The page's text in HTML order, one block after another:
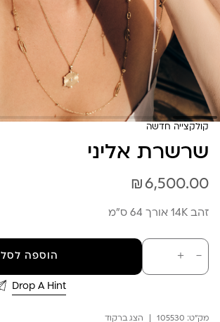
קולקצייה חדשה
שרשרת אליני
₪ 6,500.00
זהב 14K אורך 64 ס״מ
－
כמות
של
שרשרת
＋ הוספה לסל
Drop A Hint
מק"ט: 105530 הצג ברקוד